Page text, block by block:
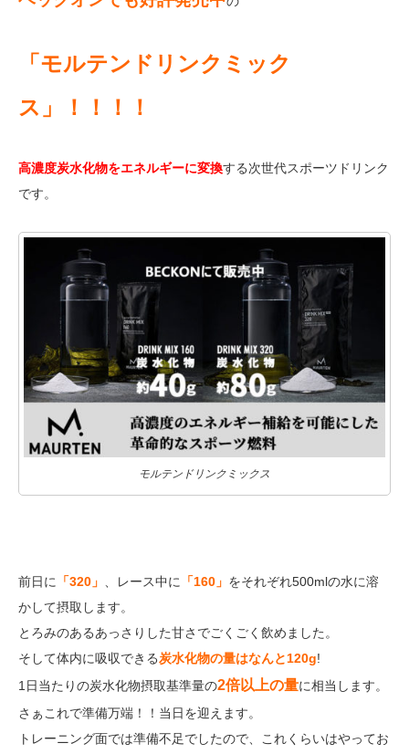
「モルテンドリンクミック
ス」！！！！
高濃度炭水化物をエネルギーに変換する次世代スポーツドリンク
です。
モルテンドリンクミックス
前日に 「320」 、レース中に 「160」 をそれぞれ500mlの水に溶
かして摂取します。
とろみのあるあっさりした甘さでごくごく飲めました。
そして体内に吸収できる炭水化物の量はなんと120g!
1日当たりの炭水化物摂取基準量の2倍以上の量に相当します。
さぁこれで準備万端！！当日を迎えます。
トレーニング面では準備不足でしたので、これくらいはやってお